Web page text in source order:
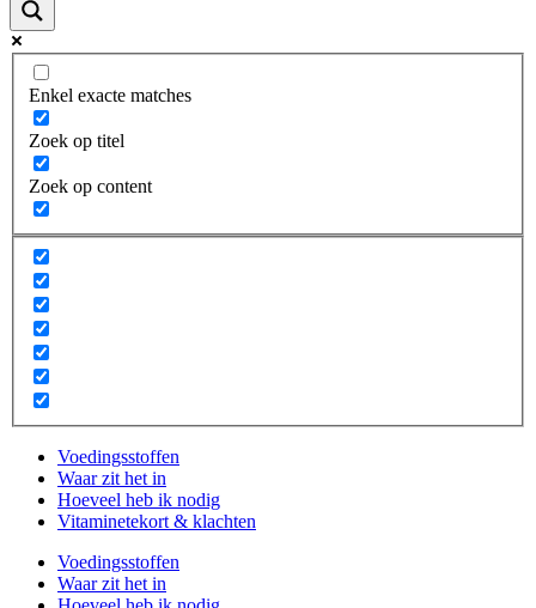
Enkel exacte matches
Zoek op titel
Zoek op content
Voedingsstoffen
Waar zit het in
Hoeveel heb ik nodig
Vitaminetekort & klachten
Voedingsstoffen
Waar zit het in